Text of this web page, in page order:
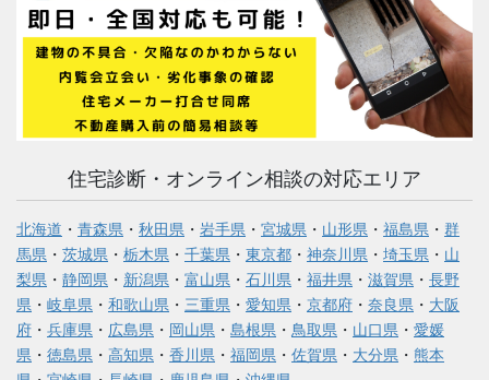
住宅診断・オンライン相談の対応エリア
北海道 ・ 青森県 ・ 秋田県 ・ 岩手県 ・ 宮城県 ・ 山形県 ・ 福島県 ・ 群
馬県 ・ 茨城県 ・ 栃木県 ・ 千葉県 ・ 東京都 ・ 神奈川県 ・ 埼玉県 ・ 山
梨県 ・ 静岡県 ・ 新潟県 ・ 富山県 ・ 石川県 ・ 福井県 ・ 滋賀県 ・ 長野
県 ・ 岐阜県 ・ 和歌山県 ・ 三重県 ・ 愛知県 ・ 京都府 ・ 奈良県 ・ 大阪
府 ・ 兵庫県 ・ 広島県 ・ 岡山県 ・ 島根県 ・ 鳥取県 ・ 山口県 ・ 愛媛
県 ・ 徳島県 ・ 高知県 ・ 香川県 ・ 福岡県 ・ 佐賀県 ・ 大分県 ・ 熊本